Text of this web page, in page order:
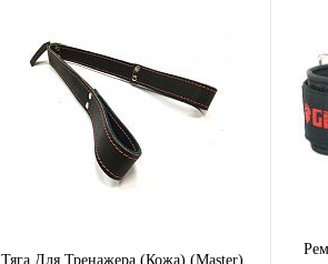
Тяга Для Тренажера (Кожа) (Master)